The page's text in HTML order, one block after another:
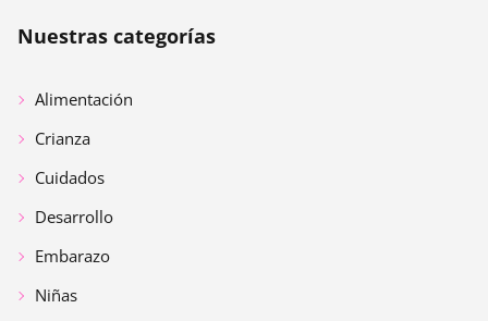
Nuestras categorías
Alimentación
Crianza
Cuidados
Desarrollo
Embarazo
Niñas